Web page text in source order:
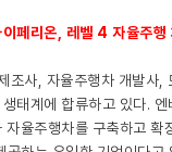
페리온, 레벨 4 자율주행
조사, 자율주행차 개발사,
태계에 합류하고 있다.
자율주행차를 구축하고 확